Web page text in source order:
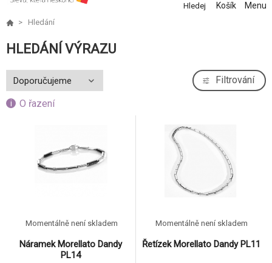
Hledej Košík Menu
Hledání
HLEDÁNÍ VÝRAZU
O řazení
Filtrování
Náramek Morellato Dandy
PL14
Momentálně není skladem
Řetízek Morellato Dandy PL11
Momentálně není skladem